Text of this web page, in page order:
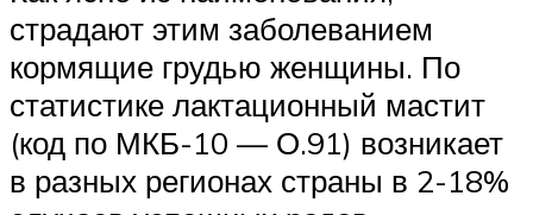
страдают этим заболеванием
кормящие грудью женщины. По
статистике лактационный мастит
(код по МКБ-10 — О.91) возникает
в разных регионах страны в 2-18%